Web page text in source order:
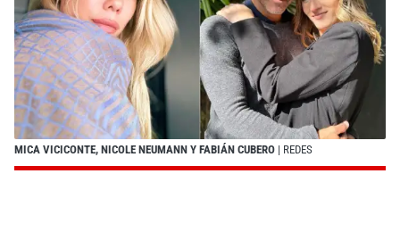
MICA VICICONTE, NICOLE NEUMANN Y FABIÁN CUBERO | REDES